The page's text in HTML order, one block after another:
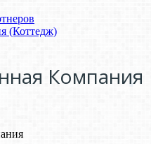
(Коттедж)
Компания